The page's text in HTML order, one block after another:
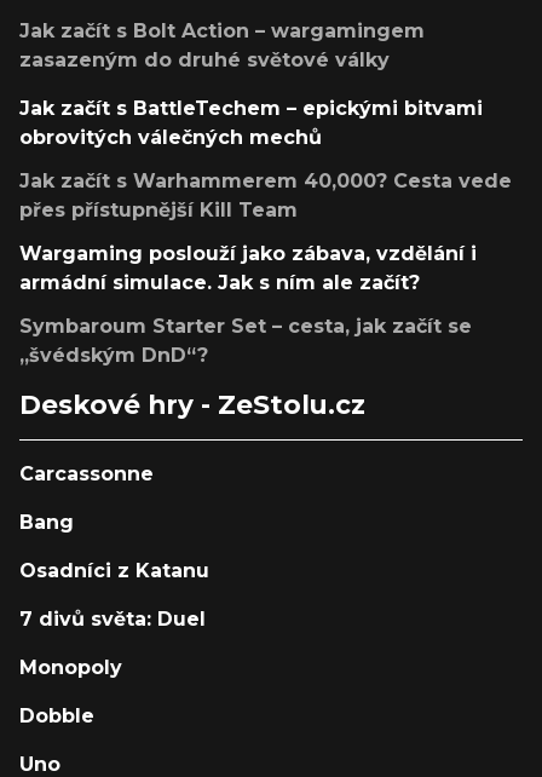
Jak začít s Bolt Action – wargamingem
zasazeným do druhé světové války
Jak začít s BattleTechem – epickými bitvami
obrovitých válečných mechů
Jak začít s Warhammerem 40,000? Cesta vede
přes přístupnější Kill Team
Wargaming poslouží jako zábava, vzdělání i
armádní simulace. Jak s ním ale začít?
Symbaroum Starter Set – cesta, jak začít se
„švédským DnD“?
Deskové hry - ZeStolu.cz
Carcassonne
Bang
Osadníci z Katanu
7 divů světa: Duel
Monopoly
Dobble
Uno